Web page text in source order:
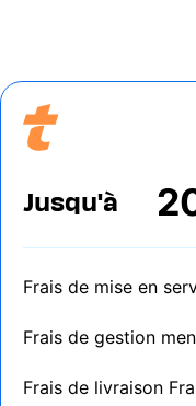
Jusqu'à
Frais de mise en
Frais de gestion
Frais de livraison